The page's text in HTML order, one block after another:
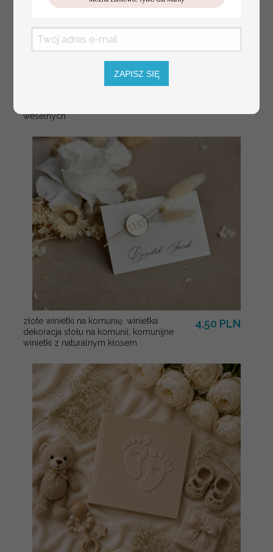
plan stołów
usadzenie gości na
weselu, tablica
informacyjna dla
weselnych
Promocja:
100 PLN/125.00 PLN
złote winietki na komunię, winietka
dekoracja stołu na komunii, komunijne
winietki z naturalnym kłosem
4.50 PLN
ZAPISZ SIĘ